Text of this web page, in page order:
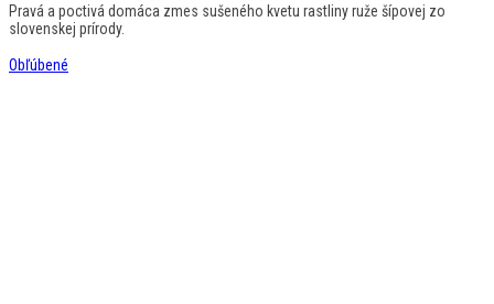
Pravá a poctivá domáca zmes sušeného kvetu rastliny ruže šípovej zo
slovenskej prírody.
Obľúbené